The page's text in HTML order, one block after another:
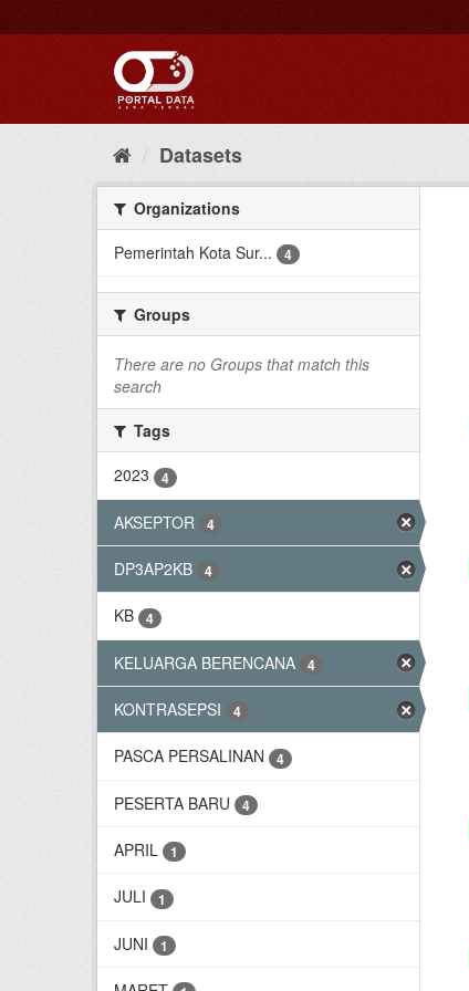
to
Datasets
Organizations
Pemerintah Kota Sur...
4
Groups
There are no Groups that match this
search
Tags
2023
4
AKSEPTOR 4
DP3AP2KB 4
KB 4
KELUARGA BERENCANA 4
KONTRASEPSI 4
PASCA PERSALINAN 4
PESERTA BARU 4
APRIL 1
JULI 1
JUNI 1